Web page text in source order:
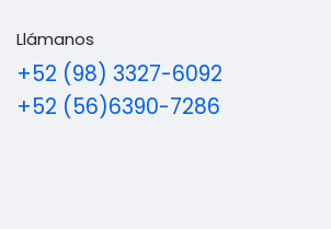
Llámanos
+52 (98) 3327-6092
+52 (56)6390-7286